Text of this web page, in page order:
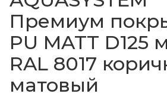
Премиум
PU MATT D125
RAL 8017
матовый